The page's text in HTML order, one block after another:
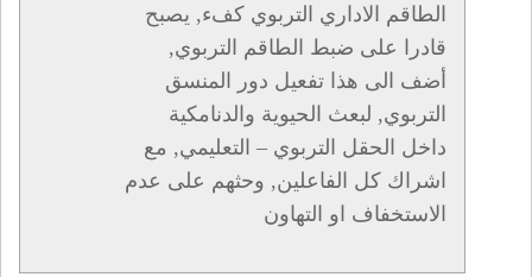
الطاقم الاداري التربوي كفء, يصبح
قادرا على ضبط الطاقم التربوي,
أضف الى هذا تفعيل دور المنسق
التربوي, لبعث الحيوية والدنامكية
داخل الحقل التربوي – التعليمي, مع
اشراك كل الفاعلين, وحثهم على عدم
الاستخفاف او التهاون